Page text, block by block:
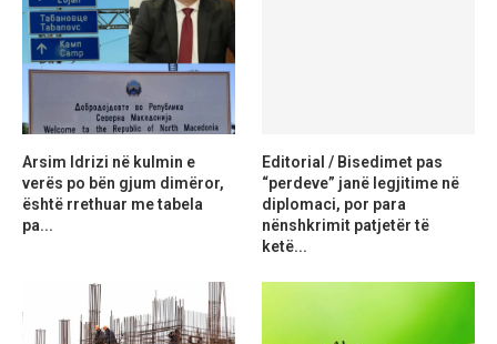
Arsim Idrizi në kulmin e
verës po bën gjum dimëror,
është rrethuar me tabela
pa...
Editorial / Bisedimet pas
“perdeve” janë legjitime në
diplomaci, por para
nënshkrimit patjetër të
ketë...